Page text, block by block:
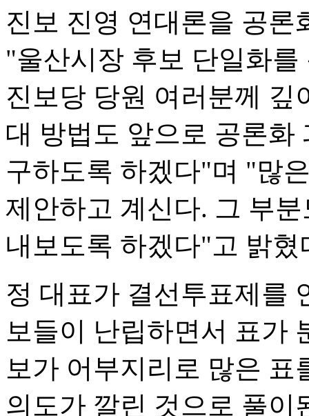
진보 진영 연대론을 공론
"울산시장 후보 단일화
진보당 당원 여러분께 깊
대 방법도 앞으로 공론화
구하도록 하겠다"며 "많
제안하고 계신다. 그 부
내보도록 하겠다"고 밝혔
정 대표가 결선투표제를
보들이 난립하면서 표가
보가 어부지리로 많은
의도가 깔린 것으로 풀이